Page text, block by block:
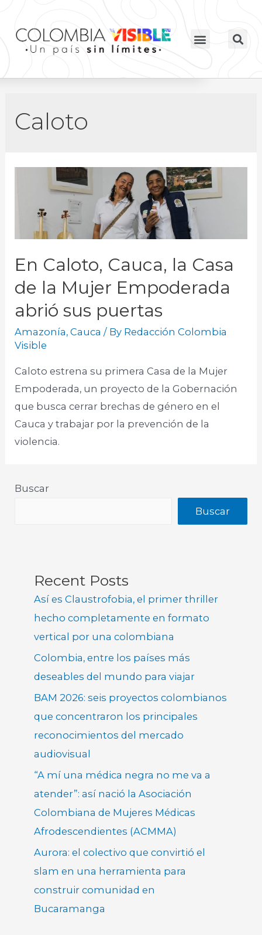
Caloto
En Caloto, Cauca, la Casa
de la Mujer Empoderada
abrió sus puertas
Amazonía,Cauca / By Redacción Colombia
Visible
Caloto estrena su primera Casa de la Mujer
Empoderada, un proyecto de la Gobernación
que busca cerrar brechas de género en el
Cauca y trabajar por la prevención de la
violencia.
Buscar
Buscar
Recent Posts
Así es Claustrofobia, el primer thriller
hecho completamente en formato
vertical por una colombiana
Colombia, entre los países más
deseables del mundo para viajar
BAM 2026: seis proyectos colombianos
que concentraron los principales
reconocimientos del mercado
audiovisual
“A mí una médica negra no me va a
atender”: así nació la Asociación
Colombiana de Mujeres Médicas
Afrodescendientes (ACMMA)
Aurora: el colectivo que convirtió el
slam en una herramienta para
construir comunidad en
Bucaramanga